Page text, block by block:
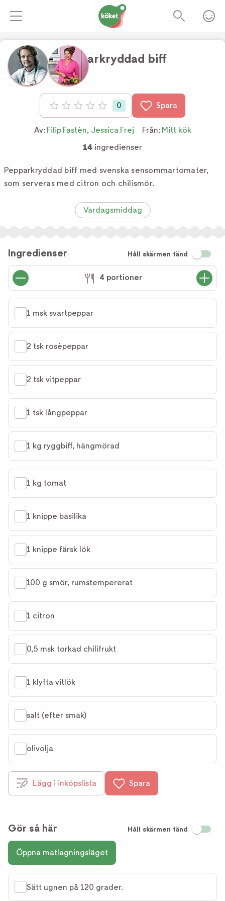
Pepparkryddad biff
Betyg: 0 av 5 0 Spara
Av: Filip Fastén, Jessica Frej Från: Mitt kök
14 ingredienser
Pepparkryddad biff med svenska sensommartomater,
som serveras med citron och chilismör.
Vardagsmiddag
Ingredienser Håll skärmen tänd
4 portioner
1 msk svartpeppar
2 tsk rosépeppar
2 tsk vitpeppar
1 tsk långpeppar
1 kg ryggbiff, hängmörad
1 kg tomat
1 knippe basilika
1 knippe färsk lök
100 g smör, rumstempererat
1 citron
0,5 msk torkad chilifrukt
1 klyfta vitlök
salt (efter smak)
olivolja
Lägg i inköpslista Spara
Gör så här Håll skärmen tänd
Öppna matlagningsläget
Sätt ugnen på 120 grader.